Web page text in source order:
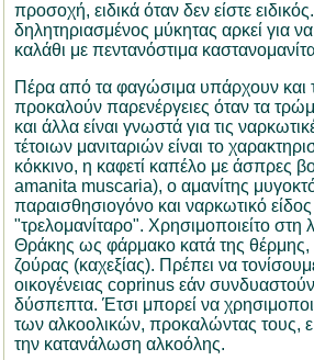
προσοχή, ειδικά όταν δεν είστε
δηλητηριασμένος μύκητας αρκεί για
καλάθι με πεντανόστιμα
Πέρα από τα φαγώσιμα υπάρχουν και
προκαλούν παρενέργειες όταν τα
και άλλα είναι γνωστά για τις
τέτοιων μανιταριών είναι το
κόκκινο, η καφετί καπέλο με άσπρες
amanita muscaria), ο αμανίτης
παραισθησιογόνο και ναρκωτικό
"τρελομανίταρο". Χρησιμοποιείτο στη
Θράκης ως φάρμακο κατά της θέρμης,
ζούρας (καχεξίας). Πρέπει να
οικογένειας coprinus εάν
δύσπεπτα. Έτσι μπορεί να
των αλκοολικών, προκαλώντας τους,
την κατανάλωση αλκοόλης.